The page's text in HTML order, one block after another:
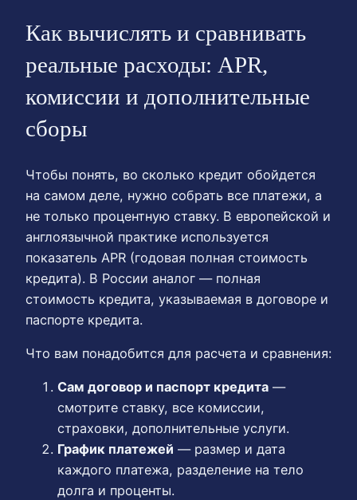
Как вычислять и сравнивать
реальные расходы: APR,
комиссии и дополнительные
сборы
Чтобы понять, во сколько кредит обойдется
на самом деле, нужно собрать все платежи, а
не только процентную ставку. В европейской и
англоязычной практике используется
показатель APR (годовая полная стоимость
кредита). В России аналог — полная
стоимость кредита, указываемая в договоре и
паспорте кредита.
Что вам понадобится для расчета и сравнения:
Сам договор и паспорт кредита —
смотрите ставку, все комиссии,
страховки, дополнительные услуги.
График платежей — размер и дата
каждого платежа, разделение на тело
долга и проценты.